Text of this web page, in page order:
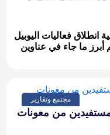
انطلاق فعاليات اليوبيل
أبرز ما جاء في عناوين
مجتمع وتقارير
700 باوند للمستفيدين من معونات